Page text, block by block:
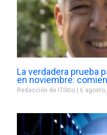
La verdadera prueba
en noviembre:
Redacción de ITSitio 6